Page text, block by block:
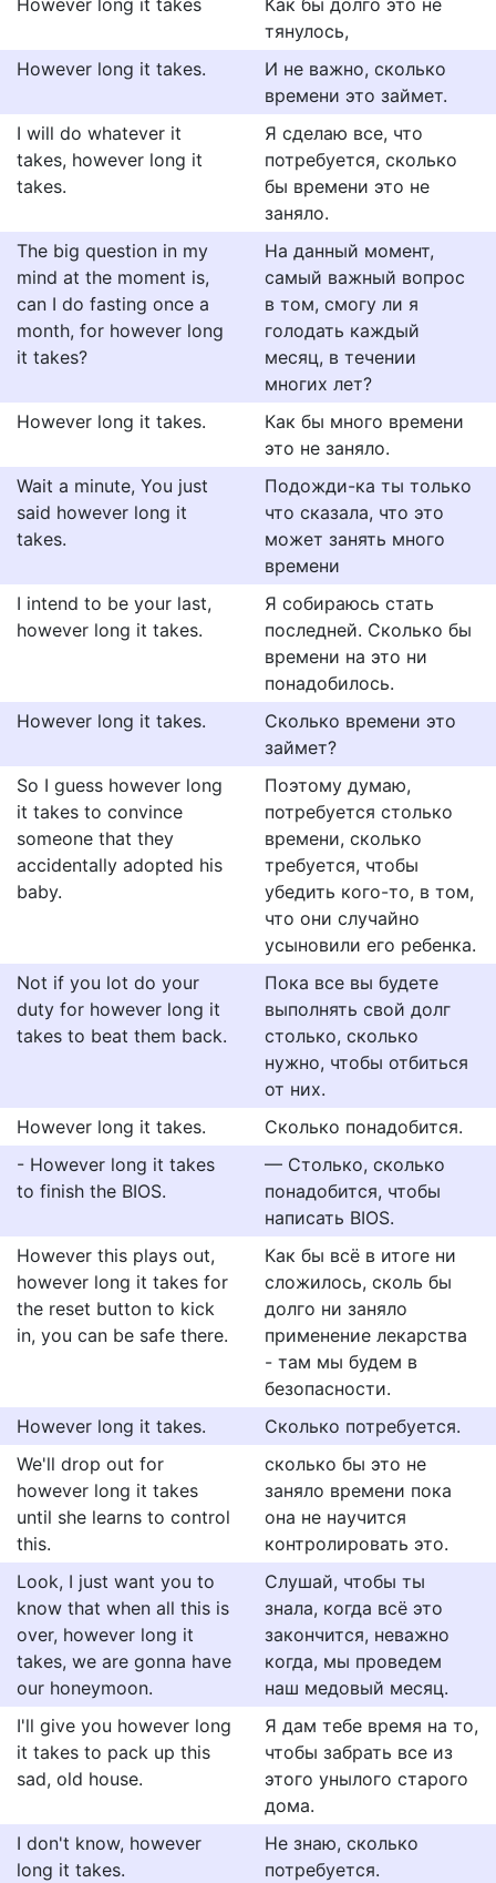
However long it takes
Как бы долго это не
тянулось,
However long it takes.
И не важно, сколько
времени это займет.
I will do whatever it
takes, however long it
takes.
Я сделаю все, что
потребуется, сколько
бы времени это не
заняло.
The big question in my
mind at the moment is,
can I do fasting once a
month, for however long
it takes?
На данный момент,
самый важный вопрос
в том, смогу ли я
голодать каждый
месяц, в течении
многих лет?
However long it takes.
Как бы много времени
это не заняло.
Wait a minute, You just
said however long it
takes.
Подожди-ка ты только
что сказала, что это
может занять много
времени
I intend to be your last,
however long it takes.
Я собираюсь стать
последней. Сколько бы
времени на это ни
понадобилось.
However long it takes.
Сколько времени это
займет?
So I guess however long
it takes to convince
someone that they
accidentally adopted his
baby.
Поэтому думаю,
потребуется столько
времени, сколько
требуется, чтобы
убедить кого-то, в том,
что они случайно
усыновили его ребенка.
Not if you lot do your
duty for however long it
takes to beat them back.
Пока все вы будете
выполнять свой долг
столько, сколько
нужно, чтобы отбиться
от них.
However long it takes.
Сколько понадобится.
- However long it takes
to finish the BIOS.
— Столько, сколько
понадобится, чтобы
написать BIOS.
However this plays out,
however long it takes for
the reset button to kick
in, you can be safe there.
Как бы всё в итоге ни
сложилось, сколь бы
долго ни заняло
применение лекарства
- там мы будем в
безопасности.
However long it takes.
Сколько потребуется.
We'll drop out for
however long it takes
until she learns to control
this.
сколько бы это не
заняло времени пока
она не научится
контролировать это.
Look, I just want you to
know that when all this is
over, however long it
takes, we are gonna have
our honeymoon.
Слушай, чтобы ты
знала, когда всё это
закончится, неважно
когда, мы проведем
наш медовый месяц.
I'll give you however long
it takes to pack up this
sad, old house.
Я дам тебе время на то,
чтобы забрать все из
этого унылого старого
дома.
I don't know, however
long it takes.
Не знаю, сколько
потребуется.